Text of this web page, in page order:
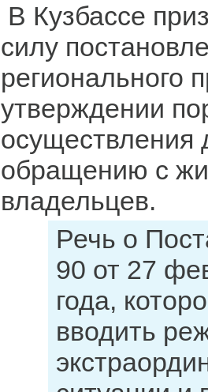
В Кузбассе
силу
регионального
утверждении
осуществления
обращению с
владельцев.
Речь о
90 от 27
года,
вводить